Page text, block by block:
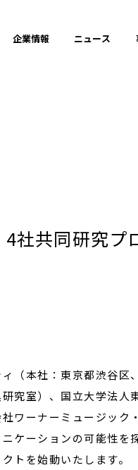
企業情報 ニュース
共同研究プ
（本社：東京都渋谷区
究室）、国立大学法
ワーナーミュージック
ケーションの可能性
トを始動いたします。
閉じる